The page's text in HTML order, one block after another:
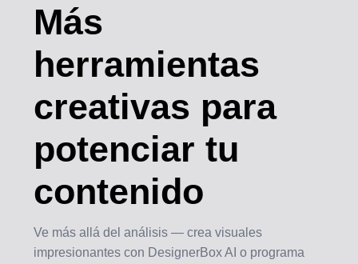
Más
herramientas
creativas para
potenciar tu
contenido
Ve más allá del análisis — crea visuales
impresionantes con DesignerBox AI o programa